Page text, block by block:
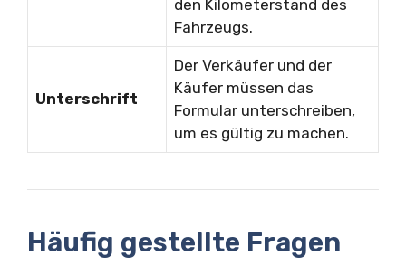
den Kilometerstand des
Fahrzeugs.
Unterschrift
Der Verkäufer und der
Käufer müssen das
Formular unterschreiben,
um es gültig zu machen.
Häufig gestellte Fragen